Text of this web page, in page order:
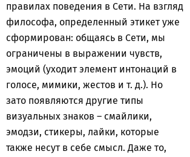
правилах поведения в Сети. На взгляд
философа, определенный этикет уже
сформирован: общаясь в Сети, мы
ограничены в выражении чувств,
эмоций (уходит элемент интонаций в
голосе, мимики, жестов и т. д.). Но
зато появляются другие типы
визуальных знаков – смайлики,
эмодзи, стикеры, лайки, которые
также несут в себе смысл. Даже то,